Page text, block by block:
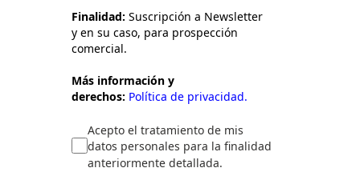
Finalidad: Suscripción a Newsletter
y en su caso, para prospección
comercial.
Más información y
derechos: Política de privacidad.
Acepto el tratamiento de mis
datos personales para la finalidad
anteriormente detallada.